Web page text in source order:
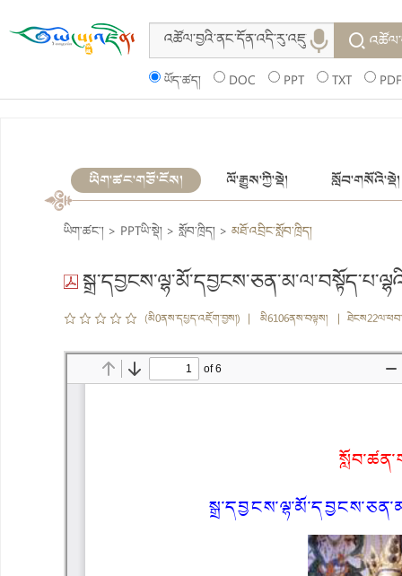
ཡོད་ཚད། DOC PPT TXT PDF
ཡིག་ཚང་གཙོ་ངོས། ལོ་རྒྱུས་ཀྱི་སྡེ། སློབ་གསོའི་སྡེ།
ཡིག་ཚང་། > PPTཡི་སྡེ། > སློབ་ཁྲིད། > མཐོ་འབྲིང་སློབ་ཁྲིད།
(མི0ནས་དཔྱད་འཇོག་བྱས།) | མི6106ནས་བལྟས། |